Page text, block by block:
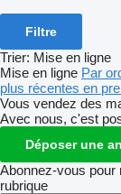
Filtre
Trier: Mise en ligne
Mise en ligne Par
plus récentes en
Vous vendez des
Avec nous, c'est
Déposer une
Abonnez-vous pour
rubrique